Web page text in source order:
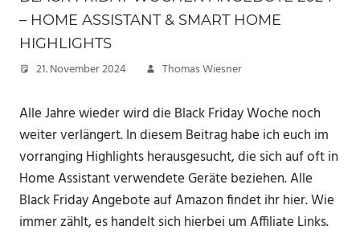
– HOME ASSISTANT & SMART HOME
HIGHLIGHTS
21. November 2024 Thomas Wiesner
Alle Jahre wieder wird die Black Friday Woche noch
weiter verlängert. In diesem Beitrag habe ich euch im
vorranging Highlights herausgesucht, die sich auf oft in
Home Assistant verwendete Geräte beziehen. Alle
Black Friday Angebote auf Amazon findet ihr hier. Wie
immer zählt, es handelt sich hierbei um Affiliate Links.